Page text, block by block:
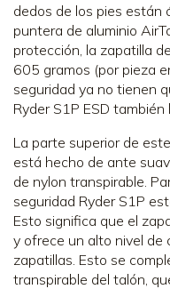
dedos de los pies están
puntera de aluminio
protección, la zapatilla
605 gramos (por pieza
seguridad ya no tienen
Ryder S1P ESD también
La parte superior de
está hecho de ante
de nylon transpirable.
seguridad Ryder S1P
Esto significa que el
y ofrece un alto nivel de
zapatillas. Esto se
transpirable del talón,